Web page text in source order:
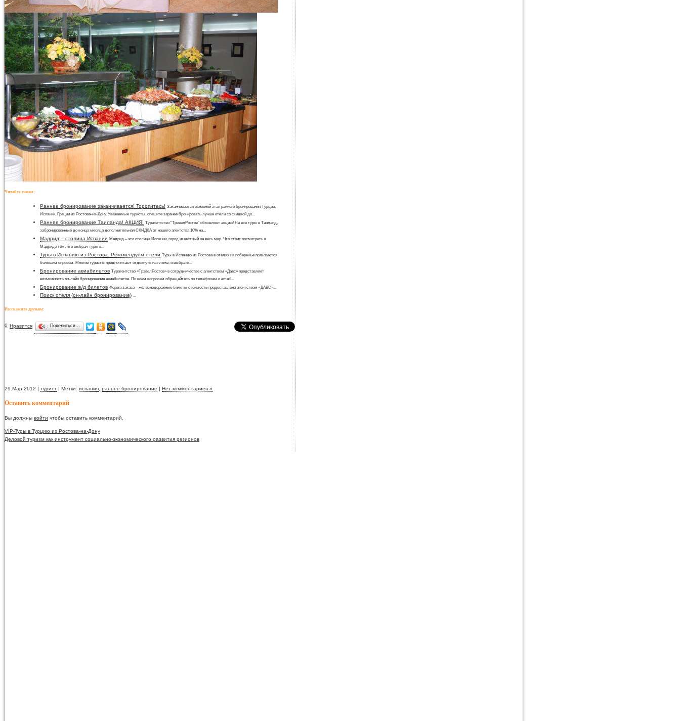
Читайте также:
Раннее бронирование заканчивается! Торопитесь! Заканчивается основной этап раннего бронирования Турции,
Испании, Греции из Ростова-на-Дону. Уважаемые туристы, спешите заранее бронировать лучше отели со скидкой до...
Раннее бронирование Таиланда! АКЦИЯ! Турагентство "ТрэвелРостов" объявляет акцию! На все туры в Таиланд,
забронированные до конца месяца дополнительная СКИДКА от нашего агентства 10% на...
Мадрид – столица Испании Мадрид – это столица Испании, город известный на весь мир. Что стоит посмотреть в
Мадриде тем, что выбрал туры в...
Туры в Испанию из Ростова. Рекомендуем отели Туры в Испанию из Ростова в отелях на побережье пользуются
большим спросом. Многие туристы предпочитают отдохнуть на пляже, и выбрать...
Бронирование авиабилетов Турагентство «ТрэвелРостов» в сотрудничестве с агентством «Давс» представляет
возможность он-лайн бронирования авиабилетов. По всем вопросам обращайтесь по телефонам и email...
Бронирование ж/д билетов Форма заказа – железнодорожные билеты стоимость предоставлена агентством «ДАВС»...
Поиск отеля (он-лайн бронирование)
Расскажите друзьям:
0 Нравится Поделиться…
29.Мар.2012 | турист | Метки: испания, раннее бронирование | Нет комментариев »
Оставить комментарий
Вы должны войти чтобы оставить комментарий.
VIP-Туры в Турцию из Ростова-на-Дону
Деловой туризм как инструмент социально-экономического развития регионов